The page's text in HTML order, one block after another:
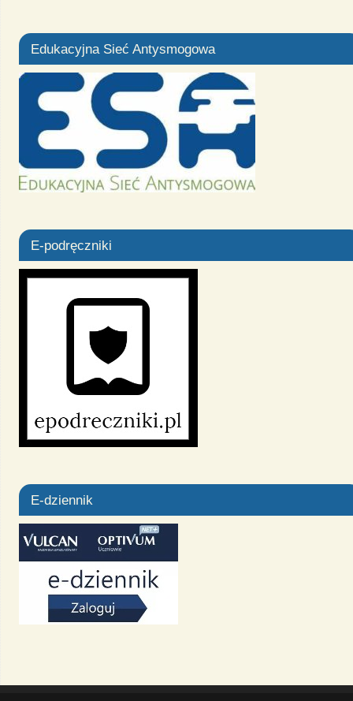
Edukacyjna Sieć Antysmogowa
E-podręczniki
E-dziennik